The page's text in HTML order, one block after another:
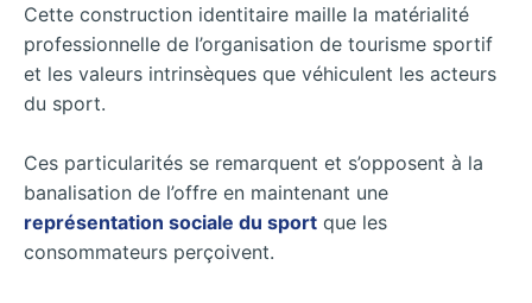
Cette construction identitaire maille la matérialité
professionnelle de l’organisation de tourisme sportif
et les valeurs intrinsèques que véhiculent les acteurs
du sport.
Ces particularités se remarquent et s’opposent à la
banalisation de l’offre en maintenant une
représentation sociale du sport que les
consommateurs perçoivent.